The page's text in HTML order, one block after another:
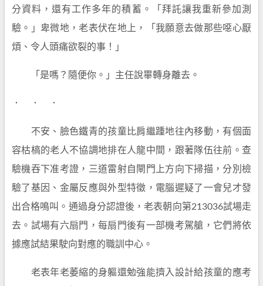
分資料，還有工作多年的積蓄。「拜託讓我重新參加測
驗。」卑微地，老表伏在地上，「我願意去做那些噁心厭
煩、令人頭痛欲裂的事！」
「是嗎？隨便你。」主任說畢轉身離去。
． ． ．
不安、臉色鐵青的孩童比肩繼踵地往內移動，有個面
容枯槁的老人不協調地排在人龍中間，跟著隊伍往前。查
驗機吞下准考證，三道雷射自閘門上方向下掃描，分別檢
驗了基因、金屬反應與外型特徵，電腦遲疑了一會兒才發
出合格鳴叫。通過身分認證後，老表朝向第213036試場走
去。試場有六扇門，每扇門後有一部機考駕艙，它們將依
據應試結果駛向對應的職訓中心。
老表年老萎縮的身軀還勉強能擠入設計給孩童的應考